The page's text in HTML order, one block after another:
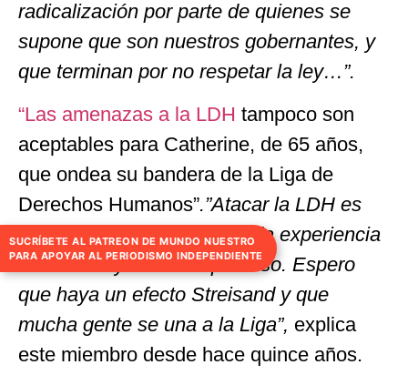
radicalización por parte de quienes se
supone que son nuestros gobernantes, y
que terminan por no respetar la ley…”.
“Las amenazas a la LDH tampoco son
aceptables para Catherine, de 65 años,
que ondea su bandera de la Liga de
Derechos Humanos”.”Atacar la LDH es
violar todo lo intelectual, toda experiencia
ciudadana y todo compromiso. Espero
que haya un efecto Streisand y que
mucha gente se una a la Liga”, explica
este miembro desde hace quince años.
SUCRÍBETE AL PATREON DE MUNDO NUESTRO
PARA APOYAR AL PERIODISMO INDEPENDIENTE